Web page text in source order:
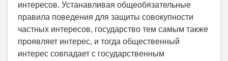
интересов. Устанавливая общеобязательные
правила поведения для защиты совокупности
частных интересов, государство тем самым также
проявляет интерес, и тогда общественный
интерес совпадает с государственным